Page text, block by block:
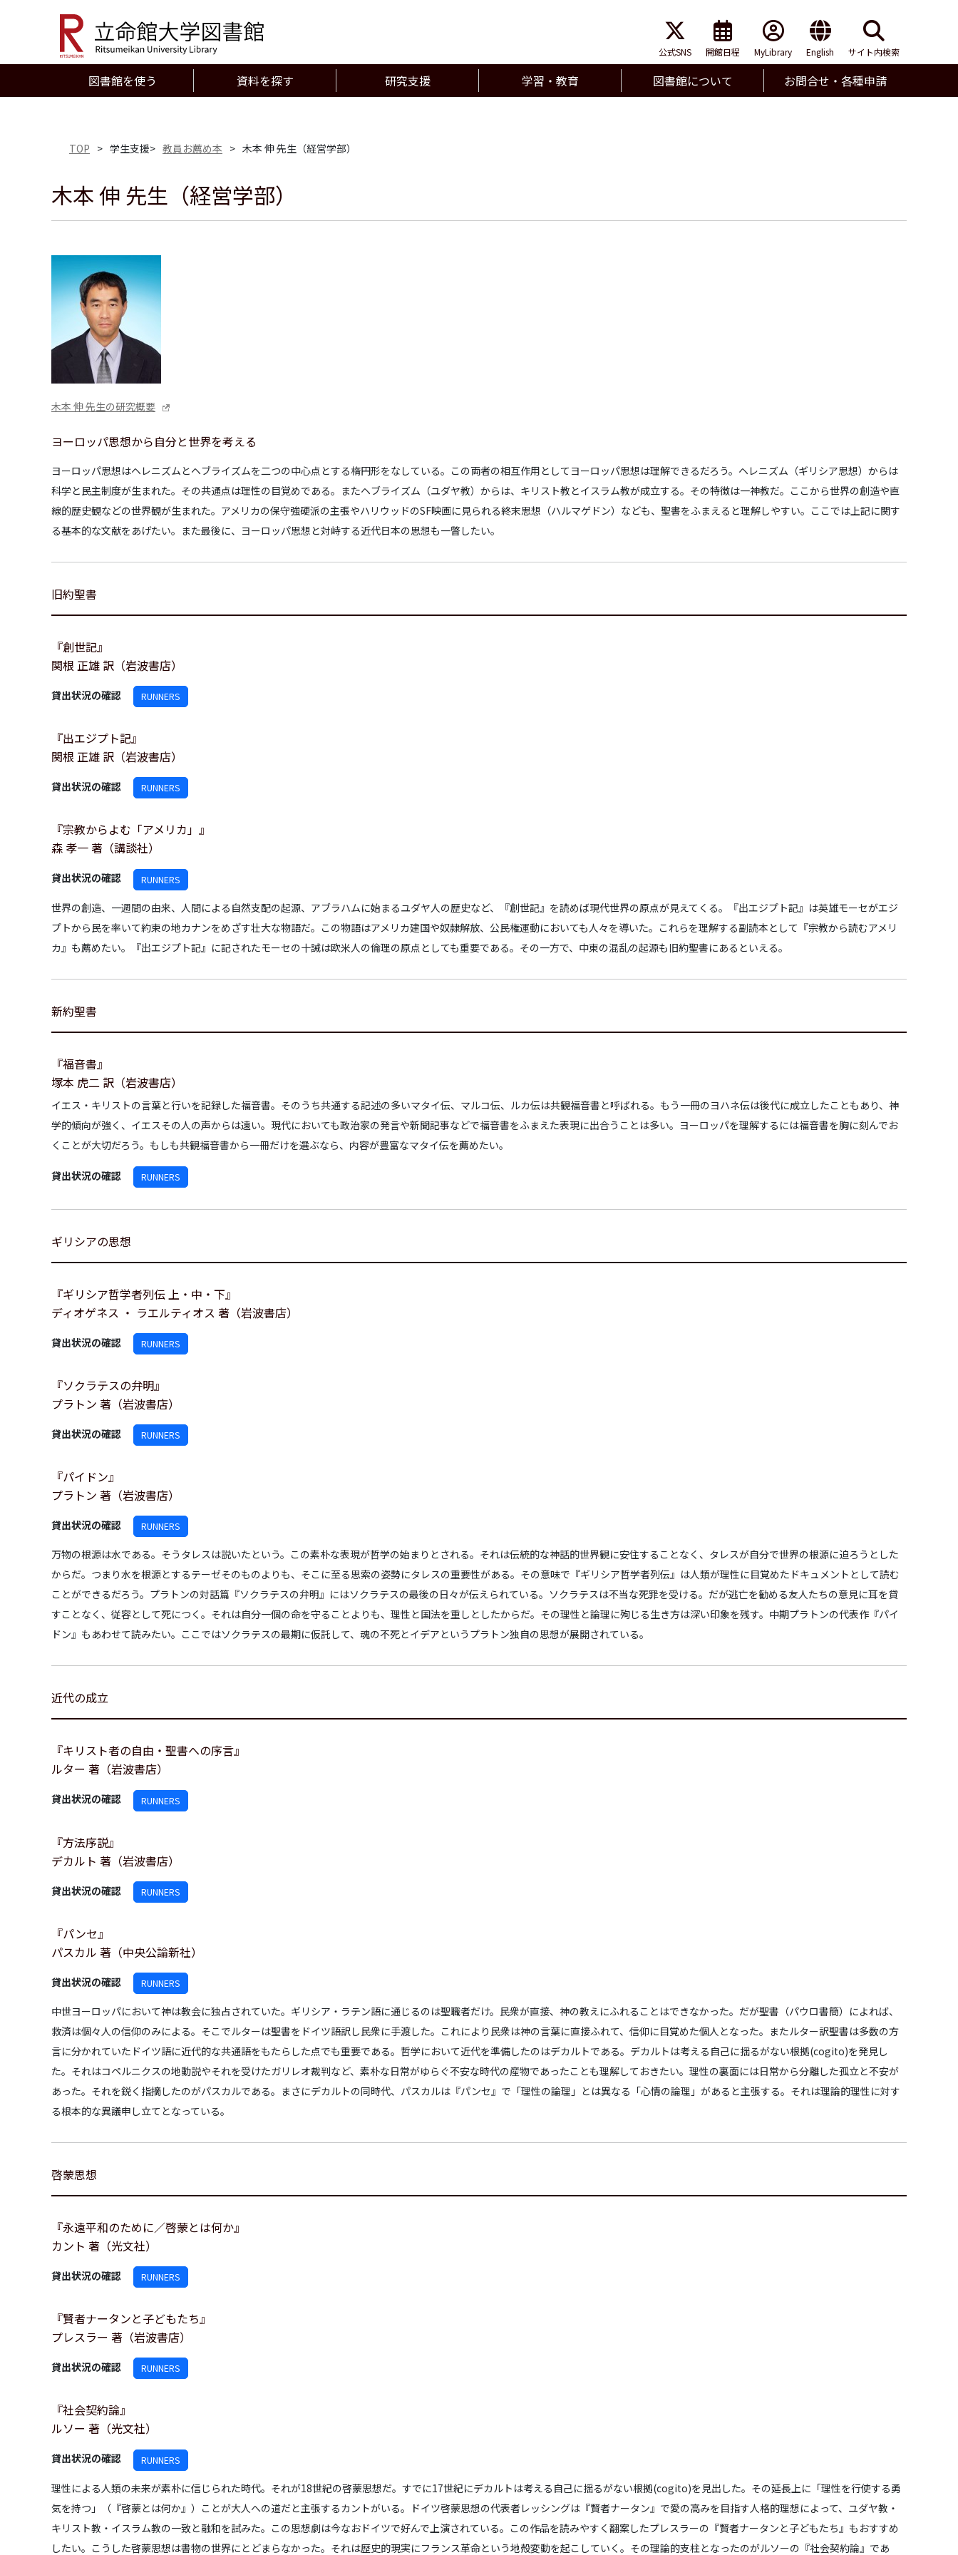
公式SNS 開館日程 MyLibrary English サイト内検索
図書館を使う 資料を探す 研究支援 学習・教育 図書館について お問合せ・各種申請
TOP > 学生支援> 教員お薦め本 > 木本 伸 先生（経営学部）
木本 伸 先生（経営学部）
木本 伸 先生の研究概要
ヨーロッパ思想から自分と世界を考える
ヨーロッパ思想はヘレニズムとヘブライズムを二つの中心点とする楕円形をなしている。この両者の相互作用としてヨーロッパ思想は理解できるだろう。ヘレニズム（ギリシア思想）からは
科学と民主制度が生まれた。その共通点は理性の目覚めである。またヘブライズム（ユダヤ教）からは、キリスト教とイスラム教が成立する。その特徴は一神教だ。ここから世界の創造や直
線的歴史観などの世界観が生まれた。アメリカの保守強硬派の主張やハリウッドのSF映画に見られる終末思想（ハルマゲドン）なども、聖書をふまえると理解しやすい。ここでは上記に関す
る基本的な文献をあげたい。また最後に、ヨーロッパ思想と対峙する近代日本の思想も一瞥したい。
旧約聖書
『創世記』
関根 正雄 訳（岩波書店）
貸出状況の確認 RUNNERS
『出エジプト記』
関根 正雄 訳（岩波書店）
貸出状況の確認 RUNNERS
『宗教からよむ「アメリカ」』
森 孝一 著（講談社）
貸出状況の確認 RUNNERS
世界の創造、一週間の由来、人間による自然支配の起源、アブラハムに始まるユダヤ人の歴史など、『創世記』を読めば現代世界の原点が見えてくる。『出エジプト記』は英雄モーセがエジ
プトから民を率いて約束の地カナンをめざす壮大な物語だ。この物語はアメリカ建国や奴隷解放、公民権運動においても人々を導いた。これらを理解する副読本として『宗教から読むアメリ
カ』も薦めたい。『出エジプト記』に記されたモーセの十誡は欧米人の倫理の原点としても重要である。その一方で、中東の混乱の起源も旧約聖書にあるといえる。
新約聖書
『福音書』
塚本 虎二 訳（岩波書店）
イエス・キリストの言葉と行いを記録した福音書。そのうち共通する記述の多いマタイ伝、マルコ伝、ルカ伝は共観福音書と呼ばれる。もう一冊のヨハネ伝は後代に成立したこともあり、神
学的傾向が強く、イエスその人の声からは遠い。現代においても政治家の発言や新聞記事などで福音書をふまえた表現に出合うことは多い。ヨーロッパを理解するには福音書を胸に刻んでお
くことが大切だろう。もしも共観福音書から一冊だけを選ぶなら、内容が豊富なマタイ伝を薦めたい。
貸出状況の確認 RUNNERS
ギリシアの思想
『ギリシア哲学者列伝 上・中・下』
ディオゲネス ・ ラエルティオス 著（岩波書店）
貸出状況の確認 RUNNERS
『ソクラテスの弁明』
プラトン 著（岩波書店）
貸出状況の確認 RUNNERS
『パイドン』
プラトン 著（岩波書店）
貸出状況の確認 RUNNERS
万物の根源は水である。そうタレスは説いたという。この素朴な表現が哲学の始まりとされる。それは伝統的な神話的世界観に安住することなく、タレスが自分で世界の根源に迫ろうとした
からだ。つまり水を根源とするテーゼそのものよりも、そこに至る思索の姿勢にタレスの重要性がある。その意味で『ギリシア哲学者列伝』は人類が理性に目覚めたドキュメントとして読む
ことができるだろう。プラトンの対話篇『ソクラテスの弁明』にはソクラテスの最後の日々が伝えられている。ソクラテスは不当な死罪を受ける。だが逃亡を勧める友人たちの意見に耳を貸
すことなく、従容として死につく。それは自分一個の命を守ることよりも、理性と国法を重しとしたからだ。その理性と論理に殉じる生き方は深い印象を残す。中期プラトンの代表作『パイ
ドン』もあわせて読みたい。ここではソクラテスの最期に仮託して、魂の不死とイデアというプラトン独自の思想が展開されている。
近代の成立
『キリスト者の自由・聖書への序言』
ルター 著（岩波書店）
貸出状況の確認 RUNNERS
『方法序説』
デカルト 著（岩波書店）
貸出状況の確認 RUNNERS
『パンセ』
パスカル 著（中央公論新社）
貸出状況の確認 RUNNERS
中世ヨーロッパにおいて神は教会に独占されていた。ギリシア・ラテン語に通じるのは聖職者だけ。民衆が直接、神の教えにふれることはできなかった。だが聖書（パウロ書簡）によれば、
救済は個々人の信仰のみによる。そこでルターは聖書をドイツ語訳し民衆に手渡した。これにより民衆は神の言葉に直接ふれて、信仰に目覚めた個人となった。またルター訳聖書は多数の方
言に分かれていたドイツ語に近代的な共通語をもたらした点でも重要である。哲学において近代を準備したのはデカルトである。デカルトは考える自己に揺るがない根拠(cogito)を発見し
た。それはコペルニクスの地動説やそれを受けたガリレオ裁判など、素朴な日常がゆらぐ不安な時代の産物であったことも理解しておきたい。理性の裏面には日常から分離した孤立と不安が
あった。それを鋭く指摘したのがパスカルである。まさにデカルトの同時代、パスカルは『パンセ』で「理性の論理」とは異なる「心情の論理」があると主張する。それは理論的理性に対す
る根本的な異議申し立てとなっている。
啓蒙思想
『永遠平和のために／啓蒙とは何か』
カント 著（光文社）
貸出状況の確認 RUNNERS
『賢者ナータンと子どもたち』
プレスラー 著（岩波書店）
貸出状況の確認 RUNNERS
『社会契約論』
ルソー 著（光文社）
貸出状況の確認 RUNNERS
理性による人類の未来が素朴に信じられた時代。それが18世紀の啓蒙思想だ。すでに17世紀にデカルトは考える自己に揺るがない根拠(cogito)を見出した。その延長上に「理性を行使する勇
気を持つ」（『啓蒙とは何か』）ことが大人への道だと主張するカントがいる。ドイツ啓蒙思想の代表者レッシングは『賢者ナータン』で愛の高みを目指す人格的理想によって、ユダヤ教・
キリスト教・イスラム教の一致と融和を試みた。この思想劇は今なおドイツで好んで上演されている。この作品を読みやすく翻案したプレスラーの『賢者ナータンと子どもたち』もおすすめ
したい。こうした啓蒙思想は書物の世界にとどまらなかった。それは歴史的現実にフランス革命という地殻変動を起こしていく。その理論的支柱となったのがルソーの『社会契約論』であ